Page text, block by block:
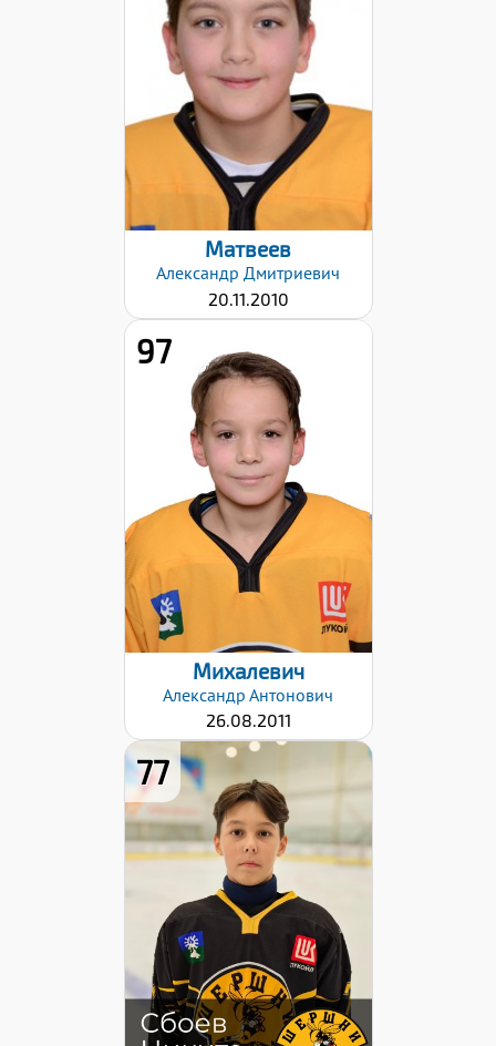
Дата заявки:
12.12.2024
Матвеев
Александр Дмитриевич
20.11.2010
97
Дата заявки:
12.12.2024
Михалевич
Александр Антонович
26.08.2011
77
Хват клюшки:
Левый
Дата заявки:
12.12.2024